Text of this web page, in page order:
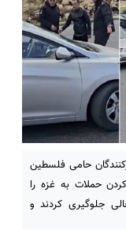
حامی فلسطین
حملات به غزه را
جلوگیری کردند و